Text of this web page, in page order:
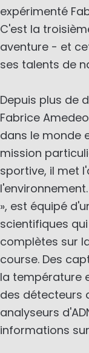
expérimenté
C'est la
aventure - et
ses talents de
Depuis plus de
Fabrice
dans le monde
mission
sportive, il met
», est équipé
scientifiques
complètes sur
course. Des
la température
des détecteurs
analyseurs
informations